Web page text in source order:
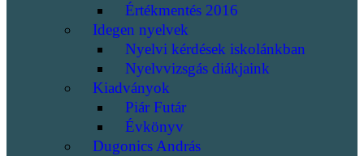
Értékmentés 2016
Idegen nyelvek
Nyelvi kérdések iskolánkban
Nyelvvizsgás diákjaink
Kiadványok
Piár Futár
Évkönyv
Dugonics András